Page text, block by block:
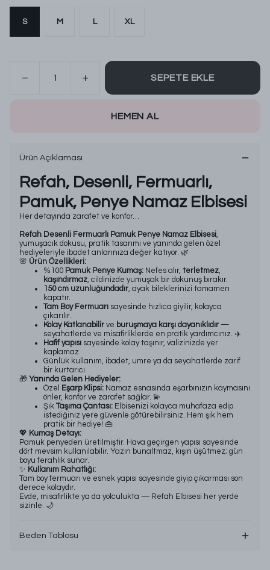
S M L XL
SEPETE EKLE
HEMEN AL
Ürün Açıklaması
Refah, Desenli, Fermuarlı,
Pamuk, Penye Namaz Elbisesi
Her detayında zarafet ve konfor…
Refah Desenli Fermuarlı Pamuk Penye Namaz Elbisesi,
yumuşacık dokusu, pratik tasarımı ve yanında gelen özel
hediyeleriyle ibadet anlarınıza değer katıyor. 🌿
🌸 Ürün Özellikleri:
%100 Pamuk Penye Kumaş: Nefes alır, terletmez,
kaşındırmaz, cildinizde yumuşak bir dokunuş bırakır.
150 cm uzunluğundadır, ayak bileklerinizi tamamen
kapatır.
Tam Boy Fermuarı sayesinde hızlıca giyilir, kolayca
çıkarılır.
Kolay Katlanabilir ve buruşmaya karşı dayanıklıdır —
seyahatlerde ve misafirliklerde en pratik yardımcınız. ✈️
Hafif yapısı sayesinde kolay taşınır, valizinizde yer
kaplamaz.
Günlük kullanım, ibadet, umre ya da seyahatlerde zarif
bir kurtarıcı.
🎁 Yanında Gelen Hediyeler:
Özel
Eşarp Klipsi: Namaz esnasında eşarbınızın kaymasını
önler, konfor ve zarafet sağlar. 💫
Şık Taşıma Çantası: Elbisenizi kolayca muhafaza edip
istediğiniz yere güvenle götürebilirsiniz. Hem şık hem
pratik bir hediye! 👜
💖 Kumaş Detayı:
Pamuk penyeden üretilmiştir. Hava geçirgen yapısı sayesinde
dört mevsim kullanılabilir. Yazın bunaltmaz, kışın üşütmez; gün
boyu ferahlık sunar.
✨ Kullanım Rahatlığı:
Tam boy fermuarı ve esnek yapısı sayesinde giyip çıkarması son
derece kolaydır.
Evde, misafirlikte ya da yolculukta — Refah Elbisesi her yerde
sizinle. 🌙
Beden Tablosu